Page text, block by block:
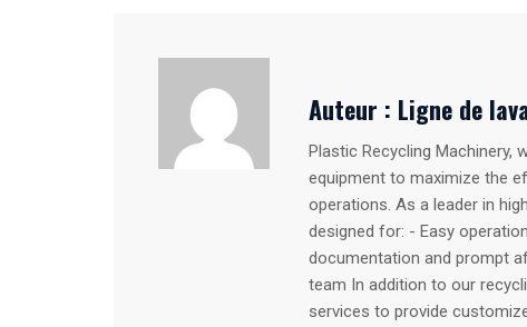
Auteur : Ligne de
Plastic Recycling
equipment to maximize the
operations. As a leader in
designed for: - Easy
documentation and prompt
team In addition to our
services to provide